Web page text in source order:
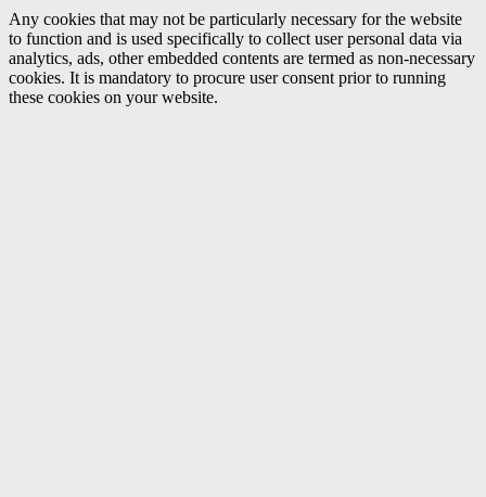
Any cookies that may not be particularly necessary for the website
to function and is used specifically to collect user personal data via
analytics, ads, other embedded contents are termed as non-necessary
cookies. It is mandatory to procure user consent prior to running
these cookies on your website.